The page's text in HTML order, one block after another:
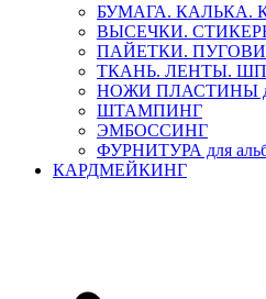
БУМАГА. КАЛЬКА.
ВЫСЕЧКИ.
ПАЙЕТКИ.
ТКАНЬ. ЛЕНТЫ.
НОЖИ ПЛАСТИНЫ
ШТАМПИНГ
ЭМБОССИНГ
ФУРНИТУРА для
КАРДМЕЙКИНГ